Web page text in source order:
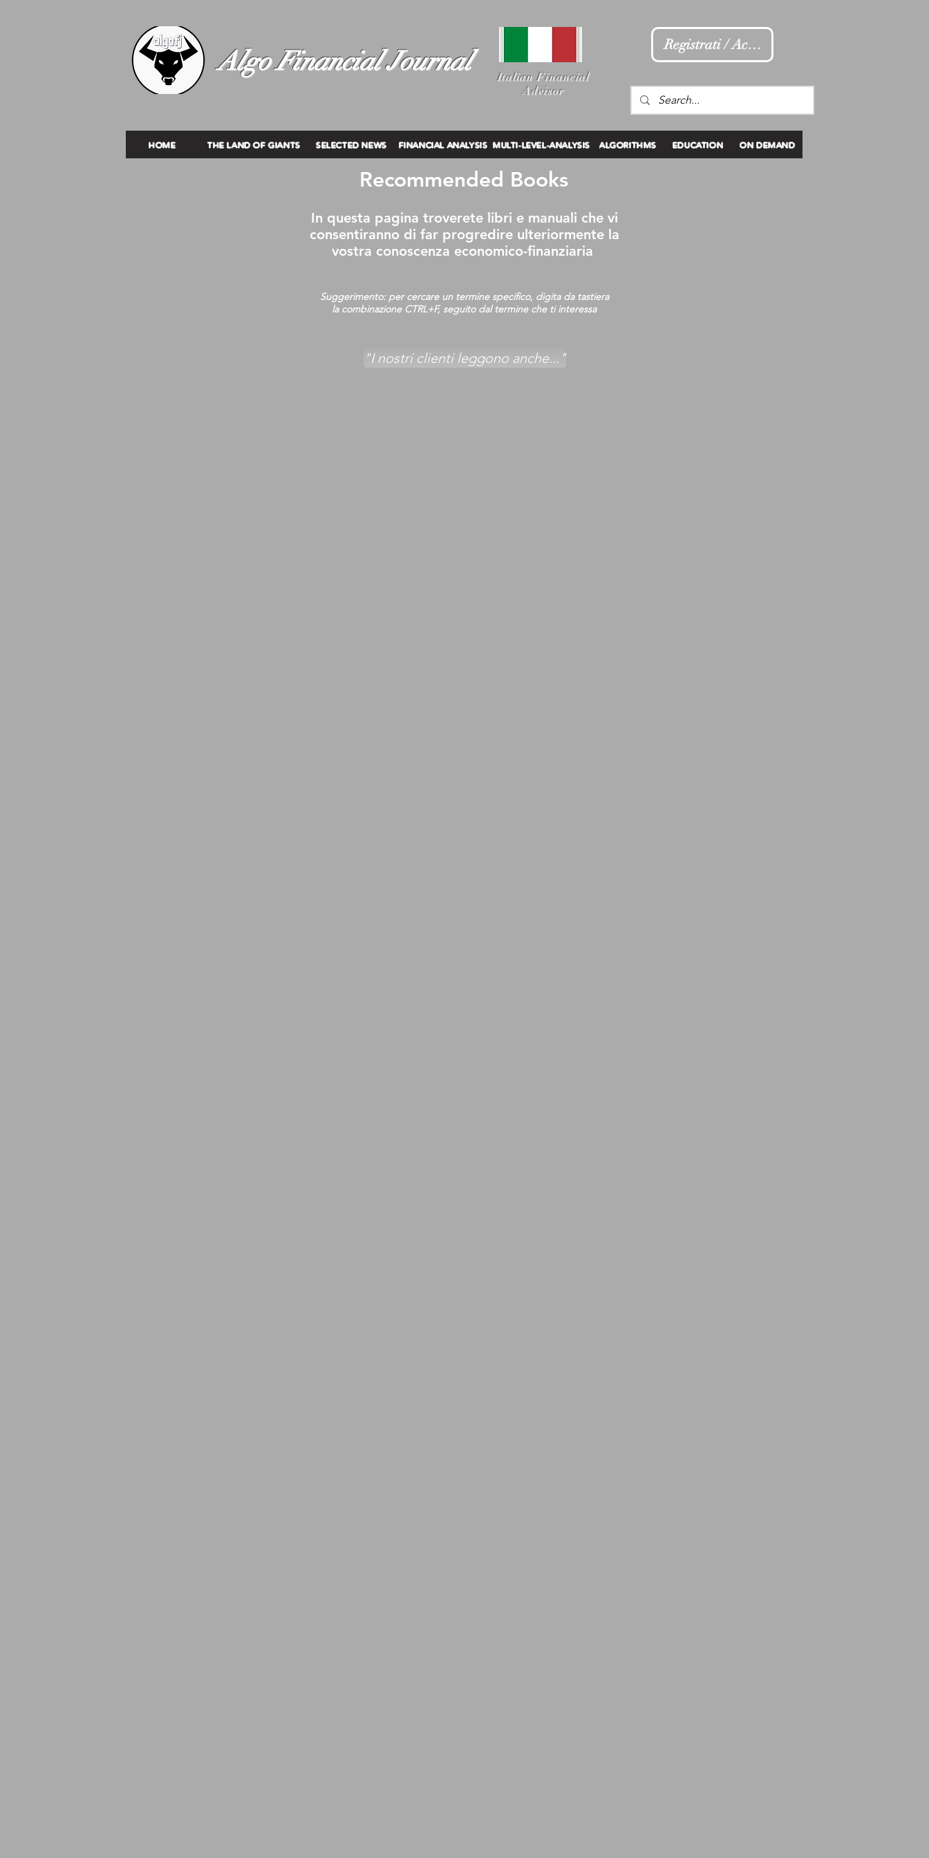
Algo Financial Journal Italian Financial
Advisor
Registrati / Accedi
Recommended Books
In questa pagina troverete libri e manuali che vi
consentiranno di far progredire ulteriormente la
vostra conoscenza economico-finanziaria
Suggerimento: per cercare un termine specifico, digita da tastiera
la combinazione CTRL+F, seguito dal termine che ti interessa
"I nostri clienti leggono anche..."
HOME THE LAND OF GIANTS SELECTED NEWS FINANCIAL ANALYSIS MULTI-LEVEL-ANALYSIS ALGORITHMS EDUCATION ON DEMAND